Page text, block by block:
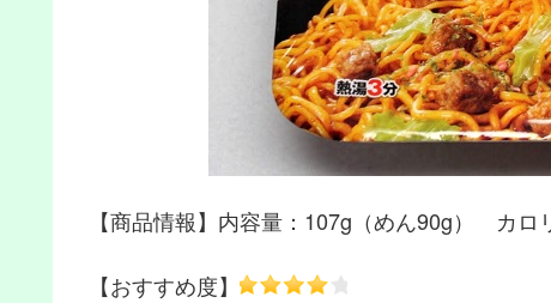
【商品情報】内容量：107g（めん90g） カ
【おすすめ度】